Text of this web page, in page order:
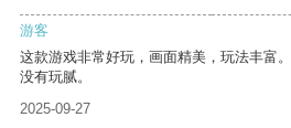
游客
这款游戏非常好玩，画面精美，玩法丰富
没有玩腻。
2025-09-27